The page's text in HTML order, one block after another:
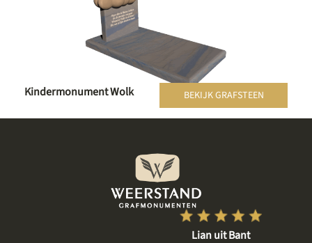
Kindermonument Wolk BEKIJK GRAFSTEEN